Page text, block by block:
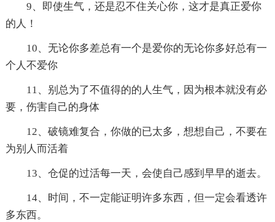
9、即使生气，还是忍不住关心你，这才是真正爱你
的人！
10、无论你多差总有一个是爱你的无论你多好总有一
个人不爱你
11、别总为了不值得的的人生气，因为根本就没有必
要，伤害自己的身体
12、破镜难复合，你做的已太多，想想自己，不要在
为别人而活着
13、仓促的过活每一天，会使自己感到早早的逝去。
14、时间，不一定能证明许多东西，但一定会看透许
多东西。